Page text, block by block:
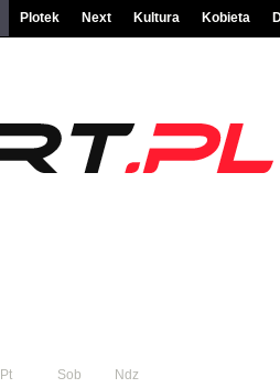
Plotek Next Kultura Kobieta
Pt Sob Ndz